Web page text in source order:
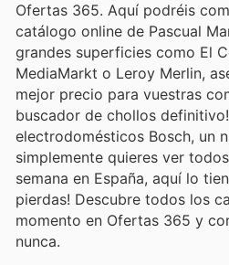
Ofertas 365. Aquí podréis
catálogo online de Pascual
grandes superficies como El
MediaMarkt o Leroy Merlin,
mejor precio para vuestras
buscador de chollos
electrodomésticos Bosch, un
simplemente quieres ver
semana en España, aquí lo
pierdas! Descubre todos los
momento en Ofertas 365 y
nunca.